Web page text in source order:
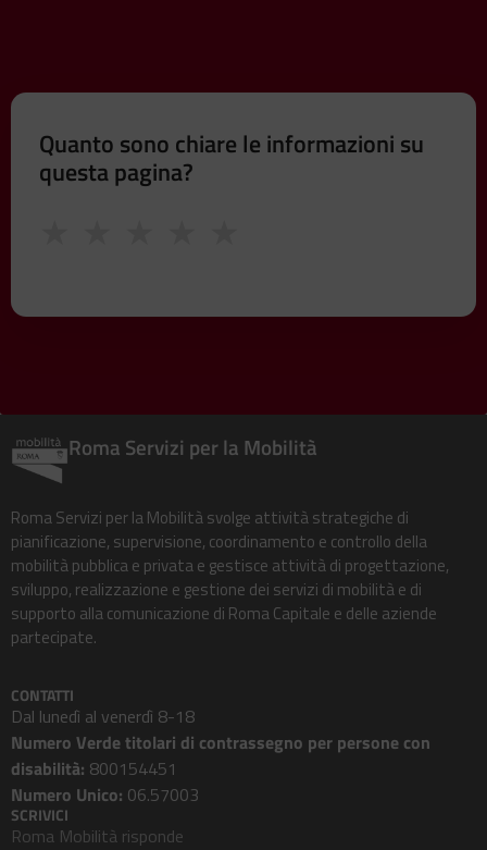
Quanto sono chiare le informazioni su
questa pagina?
Roma Servizi per la Mobilità
Roma Servizi per la Mobilità svolge attività strategiche di
pianificazione, supervisione, coordinamento e controllo della
mobilità pubblica e privata e gestisce attività di progettazione,
sviluppo, realizzazione e gestione dei servizi di mobilità e di
supporto alla comunicazione di Roma Capitale e delle aziende
partecipate.
CONTATTI
Dal lunedì al venerdì 8-18
Numero Verde titolari di contrassegno per persone con
disabilità: 800154451
Numero Unico: 06.57003
SCRIVICI
Roma Mobilità risponde